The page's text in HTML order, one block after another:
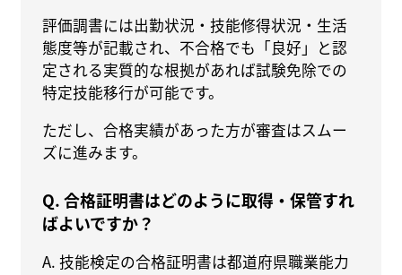
評価調書には出勤状況・技能修得状況・生活
態度等が記載され、不合格でも「良好」と認
定される実質的な根拠があれば試験免除での
特定技能移行が可能です。
ただし、合格実績があった方が審査はスムー
ズに進みます。
Q. 合格証明書はどのように取得・保管すれ
ばよいですか？
A. 技能検定の合格証明書は都道府県職業能力